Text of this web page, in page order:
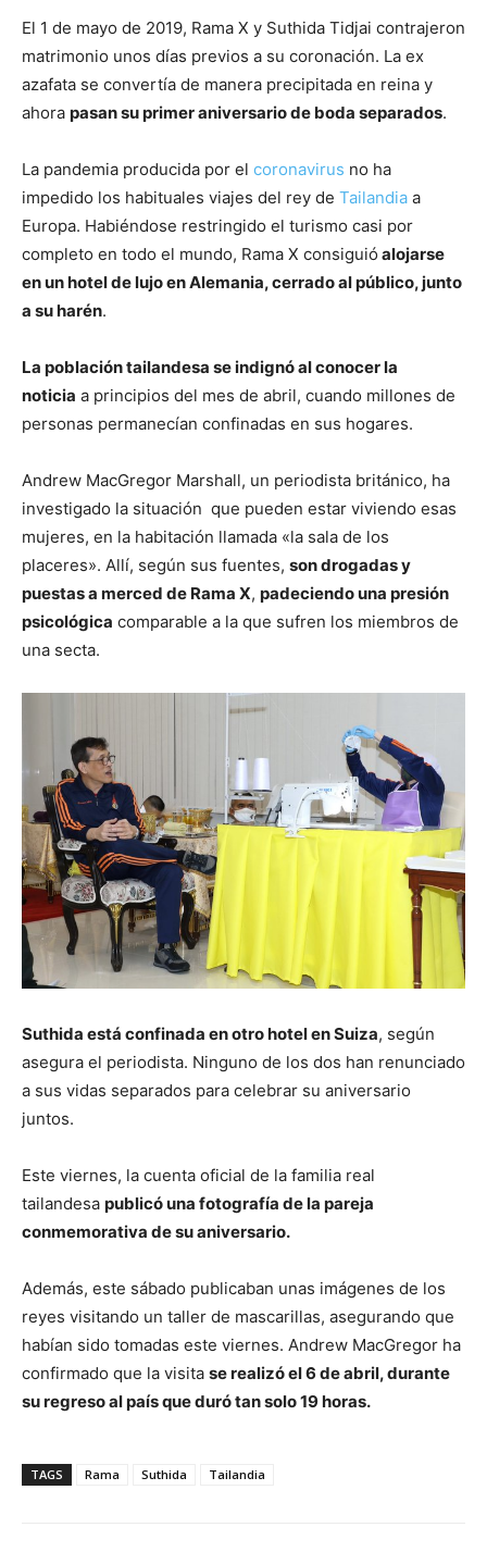
El 1 de mayo de 2019, Rama X y Suthida Tidjai contrajeron
matrimonio unos días previos a su coronación. La ex
azafata se convertía de manera precipitada en reina y
ahora pasan su primer aniversario de boda separados.
La pandemia producida por el coronavirus no ha
impedido los habituales viajes del rey de Tailandia a
Europa. Habiéndose restringido el turismo casi por
completo en todo el mundo, Rama X consiguió alojarse
en un hotel de lujo en Alemania, cerrado al público, junto
a su harén.
La población tailandesa se indignó al conocer la
noticia a principios del mes de abril, cuando millones de
personas permanecían confinadas en sus hogares.
Andrew MacGregor Marshall, un periodista británico, ha
investigado la situación que pueden estar viviendo esas
mujeres, en la habitación llamada «la sala de los
placeres». Allí, según sus fuentes, son drogadas y
puestas a merced de Rama X, padeciendo una presión
psicológica comparable a la que sufren los miembros de
una secta.
Suthida está confinada en otro hotel en Suiza, según
asegura el periodista. Ninguno de los dos han renunciado
a sus vidas separados para celebrar su aniversario
juntos.
Este viernes, la cuenta oficial de la familia real
tailandesa publicó una fotografía de la pareja
conmemorativa de su aniversario.
Además, este sábado publicaban unas imágenes de los
reyes visitando un taller de mascarillas, asegurando que
habían sido tomadas este viernes. Andrew MacGregor ha
confirmado que la visita se realizó el 6 de abril, durante
su regreso al país que duró tan solo 19 horas.
TAGS Rama Suthida Tailandia